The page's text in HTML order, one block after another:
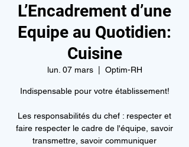
L’Encadrement d’une
Equipe au Quotidien:
Cuisine
lun. 07 mars
  |
Optim-RH
Indispensable pour votre établissement!
Les responsabilités du chef : respecter et
faire respecter le cadre de l'équipe, savoir
transmettre, savoir communiquer